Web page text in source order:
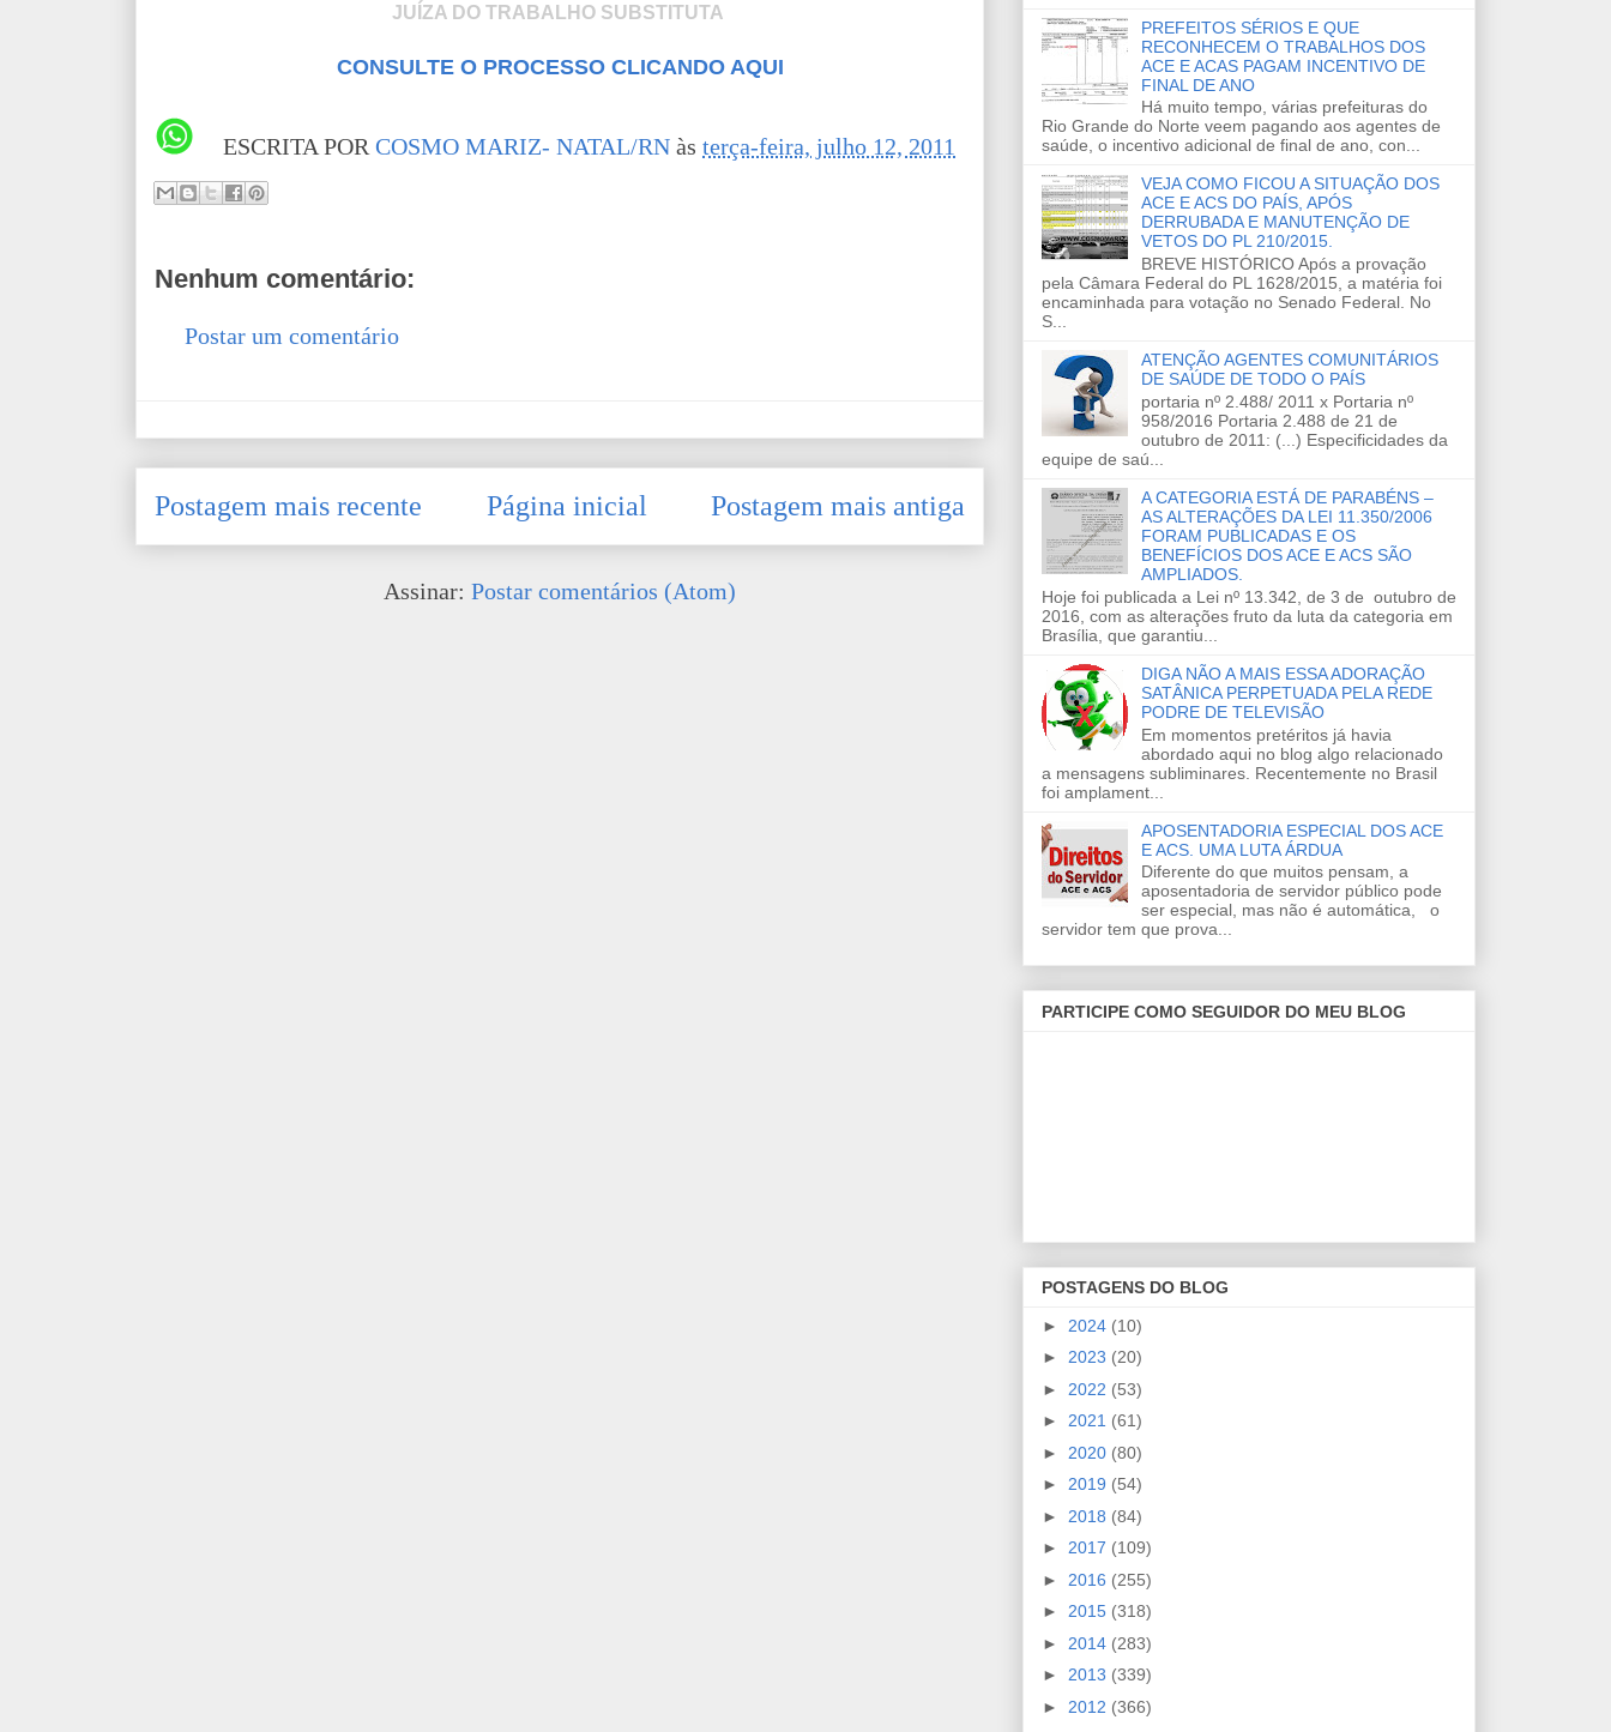
JUÍZA DO TRABALHO SUBSTITUTA
CONSULTE O PROCESSO CLICANDO AQUI
ESCRITA POR COSMO MARIZ- NATAL/RN às terça-feira, julho 12, 2011
Nenhum comentário:
Postar um comentário
Postagem mais recente Postagem mais antiga
Página inicial
Assinar: Postar comentários (Atom)
PREFEITOS SÉRIOS E QUE
RECONHECEM O TRABALHOS DOS
ACE E ACAS PAGAM INCENTIVO DE
FINAL DE ANO
Há muito tempo, várias prefeituras do
Rio Grande do Norte veem pagando aos agentes de
saúde, o incentivo adicional de final de ano, con...
VEJA COMO FICOU A SITUAÇÃO DOS
ACE E ACS DO PAÍS, APÓS
DERRUBADA E MANUTENÇÃO DE
VETOS DO PL 210/2015.
BREVE HISTÓRICO Após a provação
pela Câmara Federal do PL 1628/2015, a matéria foi
encaminhada para votação no Senado Federal. No
S...
ATENÇÃO AGENTES COMUNITÁRIOS
DE SAÚDE DE TODO O PAÍS
portaria nº 2.488/ 2011 x Portaria nº
958/2016 Portaria 2.488 de 21 de
outubro de 2011: (...) Especificidades da
equipe de saú...
A CATEGORIA ESTÁ DE PARABÉNS –
AS ALTERAÇÕES DA LEI 11.350/2006
FORAM PUBLICADAS E OS
BENEFÍCIOS DOS ACE E ACS SÃO
AMPLIADOS.
Hoje foi publicada a Lei nº 13.342, de 3 de outubro de
2016, com as alterações fruto da luta da categoria em
Brasília, que garantiu...
DIGA NÃO A MAIS ESSA ADORAÇÃO
SATÂNICA PERPETUADA PELA REDE
PODRE DE TELEVISÃO
Em momentos pretéritos já havia
abordado aqui no blog algo relacionado
a mensagens subliminares. Recentemente no Brasil
foi amplament...
APOSENTADORIA ESPECIAL DOS ACE
E ACS. UMA LUTA ÁRDUA
Diferente do que muitos pensam, a
aposentadoria de servidor público pode
ser especial, mas não é automática, o
servidor tem que prova...
PARTICIPE COMO SEGUIDOR DO MEU BLOG
POSTAGENS DO BLOG
► 2024 (10)
► 2023 (20)
► 2022 (53)
► 2021 (61)
► 2020 (80)
► 2019 (54)
► 2018 (84)
► 2017 (109)
► 2016 (255)
► 2015 (318)
► 2014 (283)
► 2013 (339)
► 2012 (366)